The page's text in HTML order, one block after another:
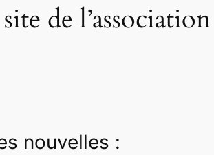
de l’association
nouvelles :